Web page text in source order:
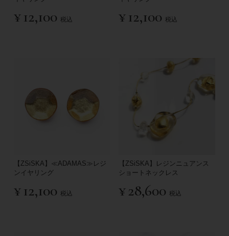
¥ 12,100 税込 ¥ 12,100 税込
【ZSiSKA】≪ADAMAS≫レジ
ンイヤリング
¥ 12,100 税込
【ZSiSKA】レジンニュアンス
ショートネックレス
¥28,600 税込